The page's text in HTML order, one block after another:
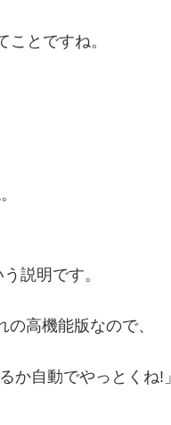
ことですね。
う説明です。
高機能版なので、
か自動でやっとくね!